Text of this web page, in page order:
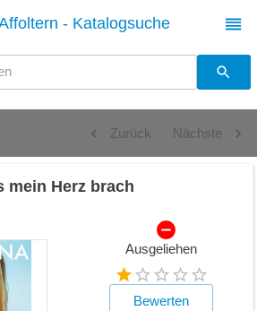
- Katalogsuche
Zurück Nächste
mein Herz brach
Ausgeliehen
Bewerten